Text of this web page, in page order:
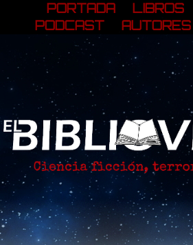
PORTADA LIBROS
PODCAST
AUTORES